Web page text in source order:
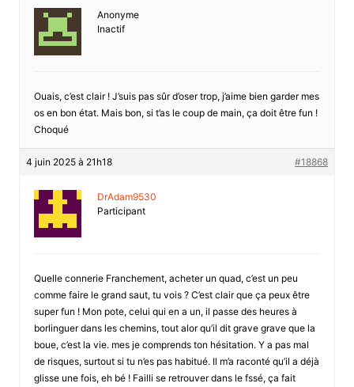
Anonyme
Inactif
Ouais, c’est clair ! J’suis pas sûr d’oser trop, j’aime bien garder mes
os en bon état. Mais bon, si t’as le coup de main, ça doit être fun !
Choqué
4 juin 2025 à 21h18 #18868
DrAdam9530
Participant
Quelle connerie Franchement, acheter un quad, c’est un peu
comme faire le grand saut, tu vois ? C’est clair que ça peux être
super fun ! Mon pote, celui qui en a un, il passe des heures à
borlinguer dans les chemins, tout alor qu’il dit grave grave que la
boue, c’est la vie. mes je comprends ton hésitation. Y a pas mal
de risques, surtout si tu n’es pas habitué. Il m’a raconté qu’il a déjà
glisse une fois, eh bé ! Failli se retrouver dans le fssé, ça fait